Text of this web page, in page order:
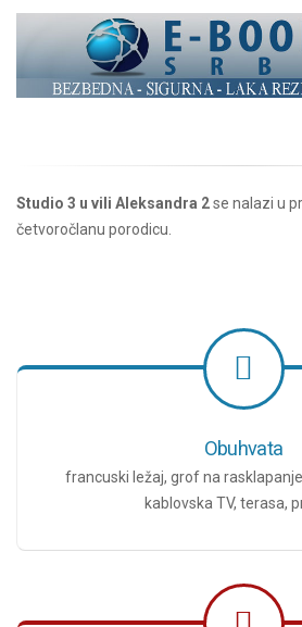
Studio 3 u vili Aleksandra 2se nalazi u
četvoročlanu porodicu.
Obuhvata
francuski ležaj, grof na
kablovska TV, terasa,